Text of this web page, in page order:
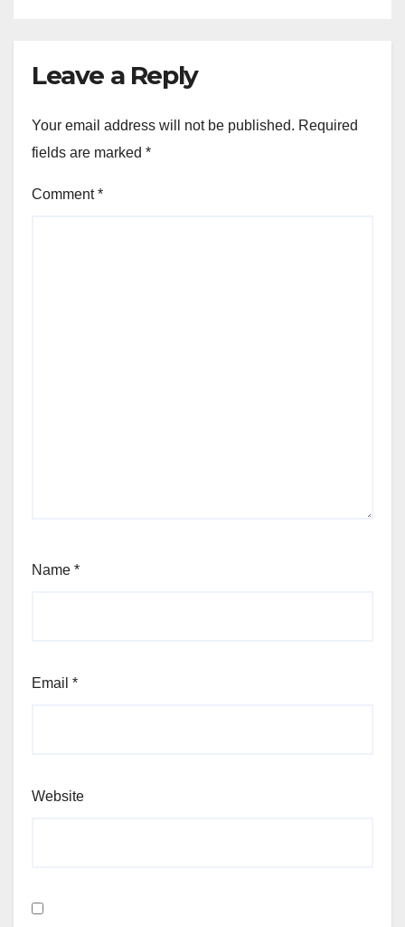
Leave a Reply
Your email address will not be published. Required
fields are marked *
Comment*
Name *
Email *
Website